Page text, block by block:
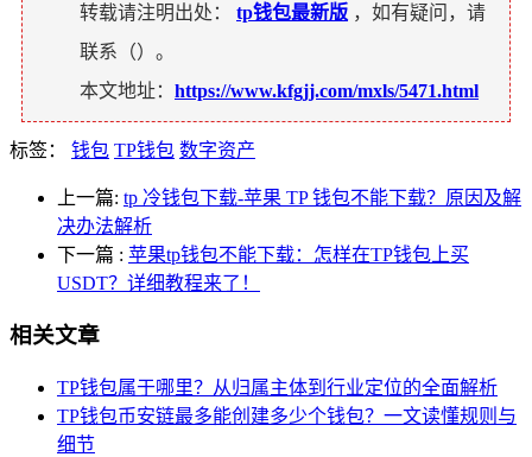
转载请注明出处： tp钱包最新版 ，如有疑问，请
联系（）。
本文地址： https://www.kfgjj.com/mxls/5471.html
标签： 钱包 TP钱包 数字资产
上一篇: tp 冷钱包下载-苹果 TP 钱包不能下载？原因及解
决办法解析
下一篇 : 苹果tp钱包不能下载：怎样在TP钱包上买
USDT？详细教程来了！
相关文章
TP钱包属于哪里？从归属主体到行业定位的全面解析
TP钱包币安链最多能创建多少个钱包？一文读懂规则与
细节